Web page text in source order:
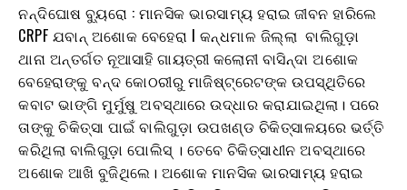
ନନ୍ଦିଘୋଷ ବ୍ୟୁରୋ : ମାନସିକ ଭାରସାମ୍ୟ ହରାଇ ଜୀବନ ହାରିଲେ
CRPF ଯବାନ୍ ଅଶୋକ ବେହେରା l କନ୍ଧମାଳ ଜିଲ୍ଲା ବାଲିଗୁଡ଼ା
ଥାନା ଅନ୍ତର୍ଗତ ନୂଆସାହି ଗାୟତ୍ରୀ କଲୋନୀ ବାସିନ୍ଦା ଅଶୋକ
ବେହେରାଙ୍କୁ ବନ୍ଦ କୋଠରୀରୁ ମାଜିଷ୍ଟ୍ରେଟଙ୍କ ଉପସ୍ଥିତିରେ
କବାଟ ଭାଙ୍ଗି ମୁର୍ମୁଷୁ ଅବସ୍ଥାରେ ଉଦ୍ଧାର କରାଯାଇଥିଲା। ପରେ
ତାଙ୍କୁ ଚିକିତ୍ସା ପାଇଁ ବାଲିଗୁଡ଼ା ଉପଖଣ୍ଡ ଚିକିତ୍ସାଳୟରେ ଭର୍ତ୍ତି
କରିଥିଲା ବାଲିଗୁଡ଼ା ପୋଲିସ୍ । ତେବେ ଚିକିତ୍ସାଧୀନ ଅବସ୍ଥାରେ
ଅଶୋକ ଆଖି ବୁଜିଥିଲେ। ଅଶୋକ ମାନସିକ ଭାରସାମ୍ୟ ହରାଇ